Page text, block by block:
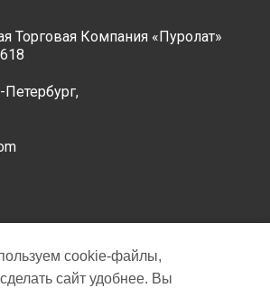
Торговая Компания «Пуролат»
Петербург,
cookie‑файлы,
сайт удобнее. Вы